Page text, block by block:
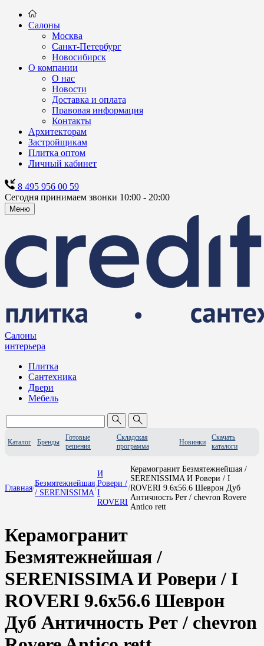
Салоны
Москва
Санкт-Петербург
Новосибирск
О компании
О нас
Новости
Доставка и оплата
Правовая информация
Контакты
Архитекторам
Застройщикам
Плитка оптом
Личный кабинет
8 495 956 00 59
Сегодня принимаем звонки 10:00 - 20:00
Меню
Салоны
интерьера
Плитка
Сантехника
Двери
Мебель
Каталог Бренды
Готовые
решения
Складская
программа
Новинки
Скачать
каталоги
Главная/
Безмятежнейшая
/ SERENISSIMA
/
И
Ровери /
I
ROVERI
/
Керамогранит Безмятежнейшая /
SERENISSIMA И Ровери / I
ROVERI 9.6x56.6 Шеврон Дуб
Античность Рет / chevron Rovere
Antico rett
Керамогранит
Безмятежнейшая /
SERENISSIMA И Ровери / I
ROVERI 9.6x56.6 Шеврон
Дуб Античность Рет / chevron